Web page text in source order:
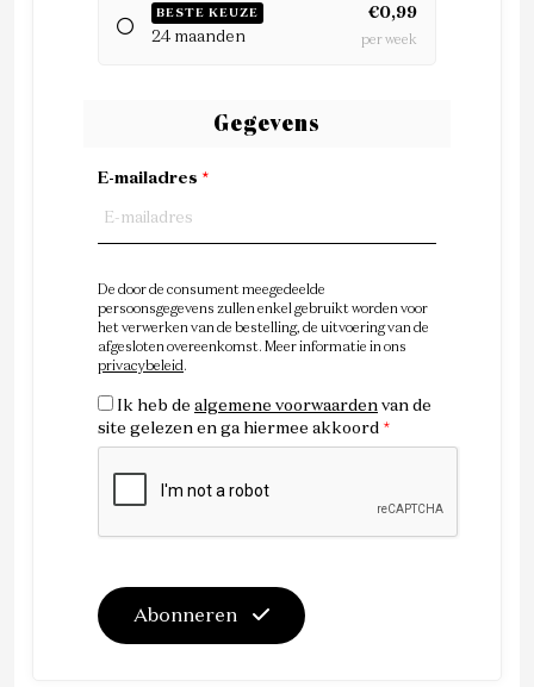
BESTE KEUZE
24 maanden
€0,99
per week
Gegevens
E-mailadres *
De door de consument meegedeelde
persoonsgegevens zullen enkel gebruikt worden voor
het verwerken van de bestelling, de uitvoering van de
afgesloten overeenkomst. Meer informatie in ons
privacybeleid.
Ik heb de algemene voorwaarden van de
site gelezen en ga hiermee akkoord *
Abonneren